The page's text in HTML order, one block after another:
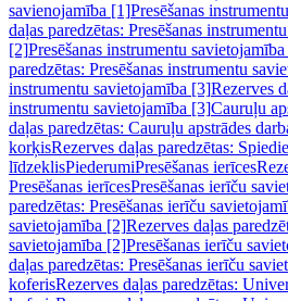
savienojamība [1]Presēšanas
daļas paredzētas: Presēšanas
[2]Presēšanas instrumentu
paredzētas: Presēšanas instrumentu
instrumentu savietojamība [3]Rezerves
instrumentu savietojamība [3]Cauruļu
daļas paredzētas: Cauruļu apstrādes
korķisRezerves daļas paredzētas:
līdzeklisPiederumiPresēšanas ierīces
Presēšanas ierīcesPresēšanas ierīču
paredzētas: Presēšanas ierīču
savietojamība [2]Rezerves daļas
savietojamība [2]Presēšanas ierīču
daļas paredzētas: Presēšanas ierīču
koferisRezerves daļas paredzētas: